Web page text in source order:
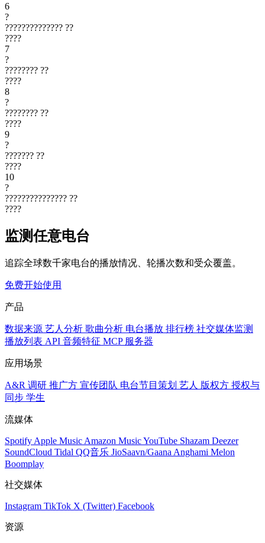
6
?
?????????????? ??
????
7
?
???????? ??
????
8
?
???????? ??
????
9
?
??????? ??
????
10
?
??????????????? ??
????
监测任意电台
追踪全球数千家电台的播放情况、轮播次数和受众覆盖。
免费开始使用
产品
数据来源 艺人分析 歌曲分析 电台播放 排行榜 社交媒体监测
播放列表 API 音频特征 MCP 服务器
应用场景
A&R 调研 推广方 宣传团队 电台节目策划 艺人 版权方 授权与
同步 学生
流媒体
Spotify Apple Music Amazon MusicYouTube Shazam Deezer
SoundCloud Tidal QQ音乐 JioSaavn/Gaana Anghami Melon
Boomplay
社交媒体
Instagram TikTok X (Twitter) Facebook
资源